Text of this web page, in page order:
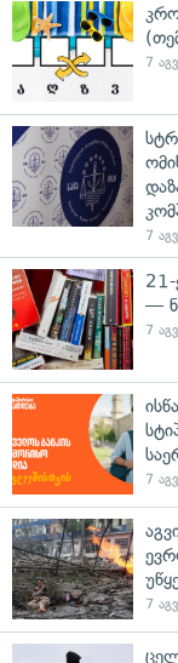
7
7
21-
—
7
7
7